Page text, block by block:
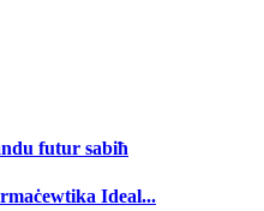
futur sabiħ
Ideal...